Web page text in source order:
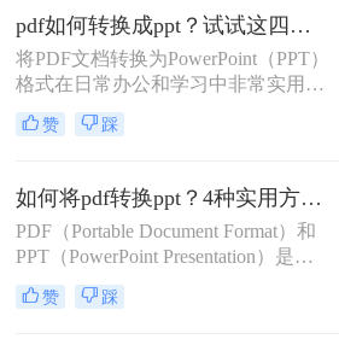
pdf如何转换成ppt？试试这四种常用方法！
将PDF文档转换为PowerPoint（PPT）
格式在日常办公和学习中非常实用，
特别是在需要对内容进行编辑或演示
时。那么pdf如何转换成ppt呢？本文
赞 踩
如何将pdf转换ppt？4种实用方法解析！
PDF（Portable Document Format）和
PPT（PowerPoint Presentation）是两
种常见的文件格式，分别用于文档存
储和演示文稿制作。在某些情况下，
赞 踩